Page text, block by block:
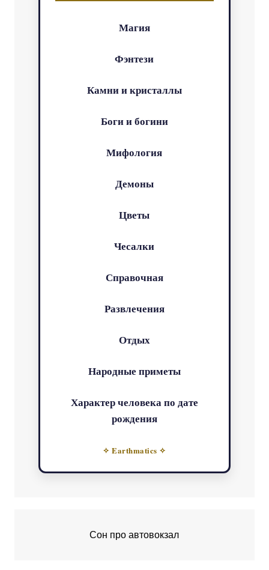
Магия
Фэнтези
Камни и кристаллы
Боги и богини
Мифология
Демоны
Цветы
Чесалки
Справочная
Развлечения
Отдых
Народные приметы
Характер человека по дате
рождения
✧ Earthmatics ✧
Сон про автовокзал